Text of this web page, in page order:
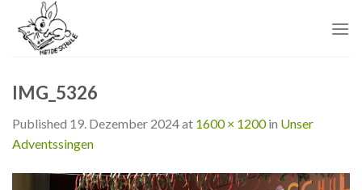
content
IMG_5326
Published 19. Dezember 2024at 1600 × 1200in Unser
Adventssingen